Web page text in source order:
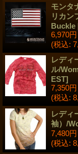
モンタ
リカン
Buckle
6,970円
(税込:
レディ
ル/
EST]
7,350円
(税込:
レディ
袖）/
7,480円
(税込: